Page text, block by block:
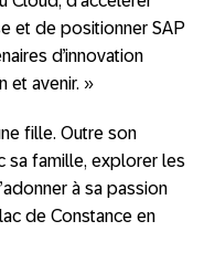
et de positionner SAP
d’innovation
et avenir. »
fille. Outre son
sa famille, explorer les
à sa passion
de Constance en